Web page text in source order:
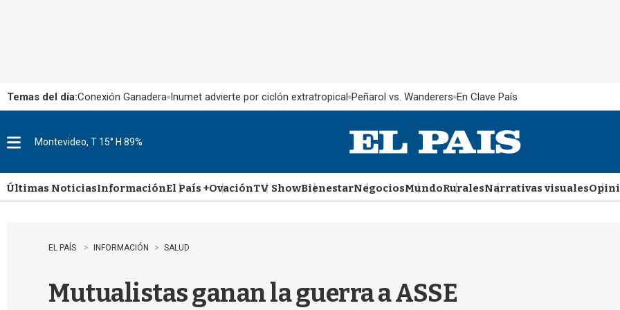
Temas del día:Conexión Ganadera Inumet advierte por ciclón extratropical Peñarol vs. Wanderers En Clave País
u
Montevideo, T 15° H 89%
Últimas NoticiasInformaciónEl País +OvaciónTV ShowBienestarNegociosMundoRuralesNarrativas visuales
EL PAÍS INFORMACIÓN SALUD
Mutualistas ganan la guerra a ASSE